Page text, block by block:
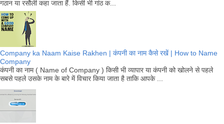
गठान या रसौली कहा जाता हैं. किसी भी गांठ क...
Company ka Naam Kaise Rakhen | कंपनी का नाम कैसे रखें | How to Name
Company
कंपनी का नाम ( Name of Company ) किसी भी व्यापार या कंपनी को खोलने से पहले
सबसे पहले उसके नाम के बारे में विचार किया जाता है ताकि आपके ...